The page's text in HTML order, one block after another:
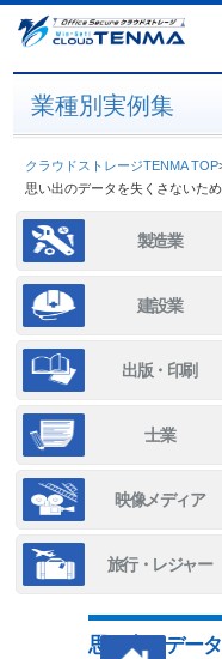
業種別実例集
クラウドストレージTENMA TOP
思い出のデータを失くさないた
製造業
建設業
出版・印刷
士業
映像メディア
旅行・レジャー
思い出のデー